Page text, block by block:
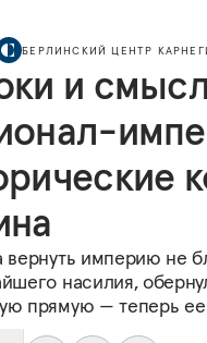
БЕРЛИНСКИЙ ЦЕНТР
и
вернуть империю не
насилия,
прямую — теперь ее